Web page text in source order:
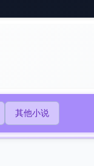
其他小说